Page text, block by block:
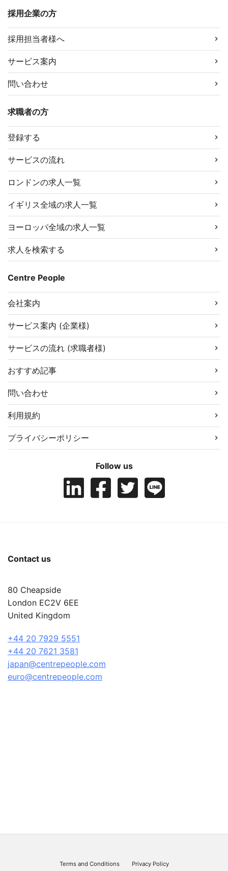
採用企業の方
採用担当者様へ
サービス案内
問い合わせ
求職者の方
登録する
サービスの流れ
ロンドンの求人一覧
イギリス全域の求人一覧
ヨーロッパ全域の求人一覧
求人を検索する
Centre People
会社案内
サービス案内 (企業様)
サービスの流れ (求職者様)
おすすめ記事
問い合わせ
利用規約
プライバシーポリシー
Follow us
Contact us
80 Cheapside
London EC2V 6EE
United Kingdom
+44 20 7929 5551
+44 20 7621 3581
japan@centrepeople.com
euro@centrepeople.com
Terms and Conditions Privacy Policy